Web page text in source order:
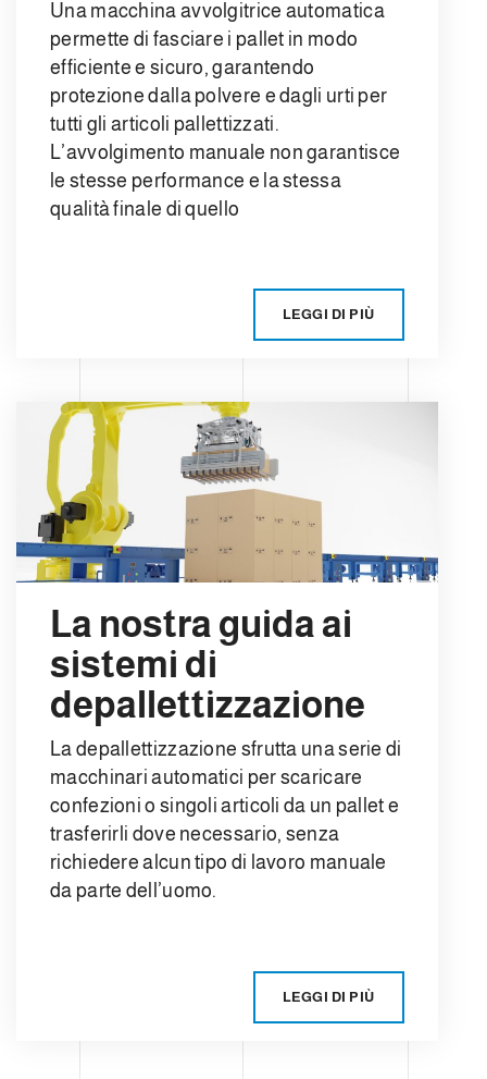
Una macchina avvolgitrice automatica
permette di fasciare i pallet in modo
efficiente e sicuro, garantendo
protezione dalla polvere e dagli urti per
tutti gli articoli pallettizzati.
L’avvolgimento manuale non garantisce
le stesse performance e la stessa
qualità finale di quello
LEGGI DI PIÙ
La nostra guida ai
sistemi di
depallettizzazione
La depallettizzazione sfrutta una serie di
macchinari automatici per scaricare
confezioni o singoli articoli da un pallet e
trasferirli dove necessario, senza
richiedere alcun tipo di lavoro manuale
da parte dell’uomo.
LEGGI DI PIÙ